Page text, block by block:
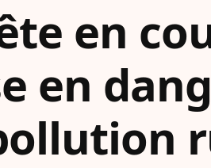
en
en